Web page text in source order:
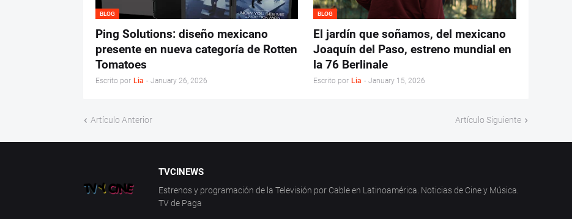
BLOG
Ping Solutions: diseño mexicano
presente en nueva categoría de Rotten
Tomatoes
Escrito por Lia - January 26, 2026
BLOG
El jardín que soñamos, del mexicano
Joaquín del Paso, estreno mundial en
la 76 Berlinale
Escrito por Lia - January 15, 2026
Artículo Anterior Artículo Siguiente
TVCINEWS
Estrenos y programación de la Televisión por Cable en Latinoamérica. Noticias de Cine y Música.
TV de Paga